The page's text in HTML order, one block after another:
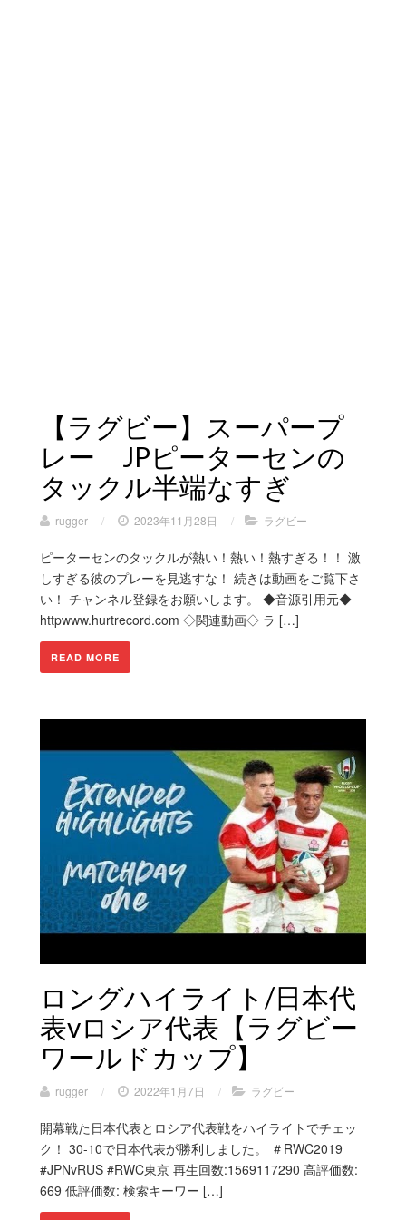
【ラグビー】スーパープ
レー JPピーターセンの
タックル半端なすぎ
rugger / 2023年11月28日 / ラグビー
ピーターセンのタックルが熱い！熱い！熱すぎる！！ 激
しすぎる彼のプレーを見逃すな！ 続きは動画をご覧下さ
い！ チャンネル登録をお願いします。 ◆音源引用元◆
httpwww.hurtrecord.com ◇関連動画◇ ラ […]
READ MORE
ロングハイライト/日本代
表vロシア代表【ラグビー
ワールドカップ】
rugger / 2022年1月7日 / ラグビー
開幕戦た日本代表とロシア代表戦をハイライトでチェッ
ク！ 30-10で日本代表が勝利しました。 ＃RWC2019
#JPNvRUS #RWC東京 再生回数:1569117290 高評価数:
669 低評価数: 検索キーワー […]